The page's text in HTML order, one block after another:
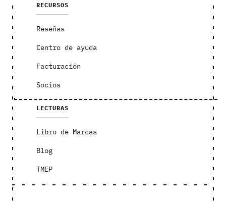
RECURSOS
Reseñas
Centro de ayuda
Facturación
Socios
LECTURAS
Libro de Marcas
Blog
TMEP